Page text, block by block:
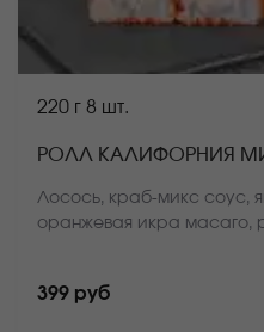
220 г 8 шт.
РОЛЛ КАЛИФОРНИЯ
Лосось, краб-микс соус,
оранжевая икра масаго,
399 руб